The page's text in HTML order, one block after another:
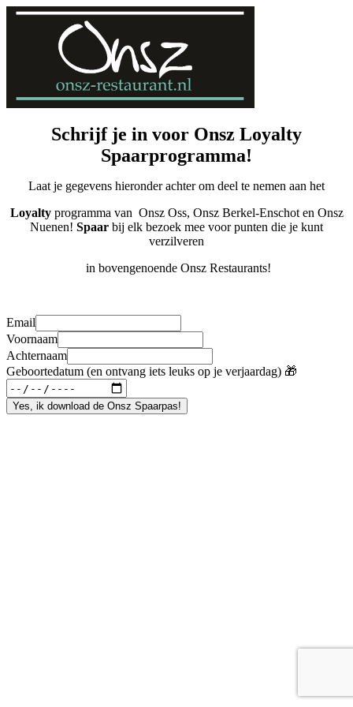
Schrijf je in voor Onsz Loyalty
Spaarprogramma!
Laat je gegevens hieronder achter om deel te nemen aan het
Loyalty programma van Onsz Oss, Onsz Berkel-Enschot en Onsz
Nuenen! Spaar bij elk bezoek mee voor punten die je kunt
verzilveren
in bovengenoende Onsz Restaurants!
Email
Voornaam
Achternaam
Geboortedatum (en ontvang iets leuks op je verjaardag) 🎁
Yes, ik download de Onsz Spaarpas!